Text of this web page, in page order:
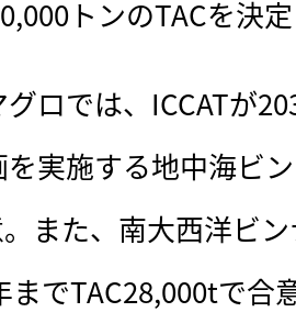
トンのTACを決
ロでは、ICCATが
実施する地中海ビ
また、南大西洋ビ
までTAC28,000tで合